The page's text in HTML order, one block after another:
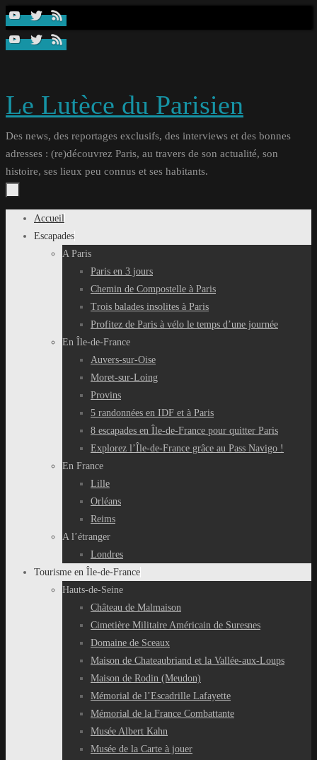
Passer
contenu
Le Lutèce du Parisien
Des news, des reportages exclusifs, des interviews et des bonnes
adresses : (re)découvrez Paris, au travers de son actualité, son
histoire, ses lieux peu connus et ses habitants.
Passer
Accueil
Escapades
A Paris
Paris en 3 jours
Chemin de Compostelle à Paris
Trois balades insolites à Paris
Profitez de Paris à vélo le temps d’une journée
En Île-de-France
Auvers-sur-Oise
Moret-sur-Loing
Provins
5 randonnées en IDF et à Paris
8 escapades en Île-de-France pour quitter Paris
Explorez l’Île-de-France grâce au Pass Navigo !
En France
Lille
Orléans
Reims
A l’étranger
Londres
Tourisme en Île-de-France
Hauts-de-Seine
Château de Malmaison
Cimetière Militaire Américain de Suresnes
Domaine de Sceaux
Maison de Chateaubriand et la Vallée-aux-Loups
Maison de Rodin (Meudon)
Mémorial de l’Escadrille Lafayette
Mémorial de la France Combattante
Musée Albert Kahn
Musée de la Carte à jouer